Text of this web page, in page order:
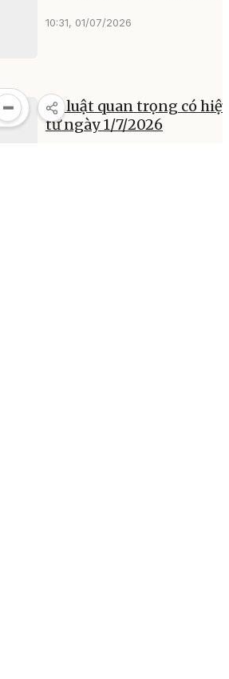
10:31, 01/07/2026
29 luật quan trọng có
từ ngày 1/7/2026